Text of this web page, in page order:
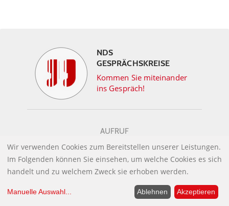
NDS
GESPRÄCHSKREISE
Kommen Sie miteinander
ins Gespräch!
AUFRUF
GESPRÄCHSKREISE FINDEN
Wir verwenden Cookies zum Bereitstellen unserer Leistungen.
Im Folgenden können Sie einsehen, um welche Cookies es sich
handelt und zu welchem Zweck sie erhoben werden.
Manuelle Auswahl... Ablehnen Akzeptieren